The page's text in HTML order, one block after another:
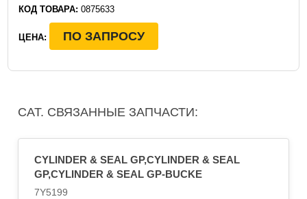
КОД ТОВАРА: 0875633
ЦЕНА: ПО ЗАПРОСУ
CAT. СВЯЗАННЫЕ ЗАПЧАСТИ:
CYLINDER & SEAL GP,CYLINDER & SEAL
GP,CYLINDER & SEAL GP-BUCKE
7Y5199